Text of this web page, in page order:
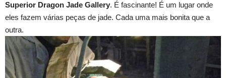
Superior Dragon Jade Gallery. É fascinante! É um lugar onde
eles fazem várias peças de jade. Cada uma mais bonita que a
outra.